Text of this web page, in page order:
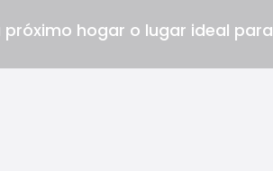
hogar o lugar ideal para